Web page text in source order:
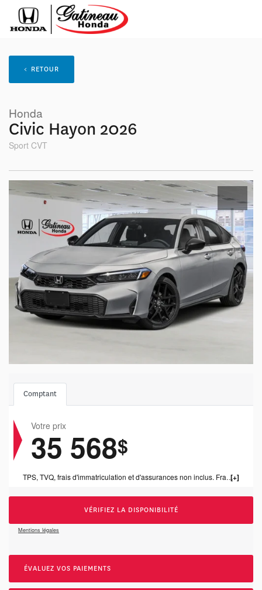
< RETOUR
Honda
Civic Hayon 2026
Sport CVT
Comptant
Votre prix
35 568$
TPS, TVQ, frais d'immatriculation et d'assurances non inclus. Frais de concessonnaire de 1199.00$ inclus.
VÉRIFIEZ LA DISPONIBILITÉ
Mentions légales
ÉVALUEZ VOS PAIEMENTS